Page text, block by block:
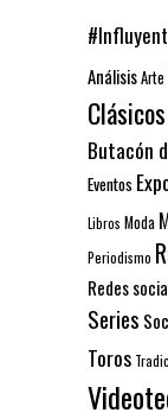
AnálisisArte
Butacón
Eventos
Libros Moda
Periodismo
Redes
Series
Toros